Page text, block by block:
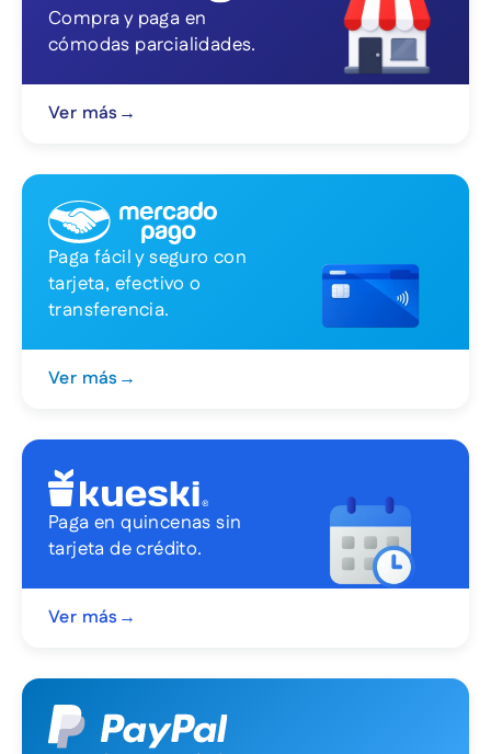
Compra y paga en
cómodas parcialidades.
Ver más →
Paga fácil y seguro con
tarjeta, efectivo o
transferencia.
Ver más →
Paga en quincenas sin
tarjeta de crédito.
Ver más →